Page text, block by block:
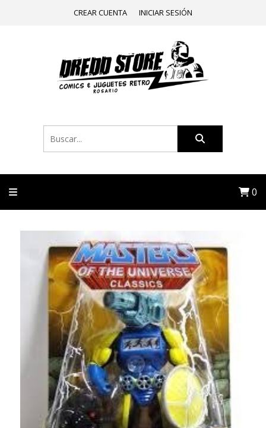
CREAR CUENTA INICIAR SESIÓN
0